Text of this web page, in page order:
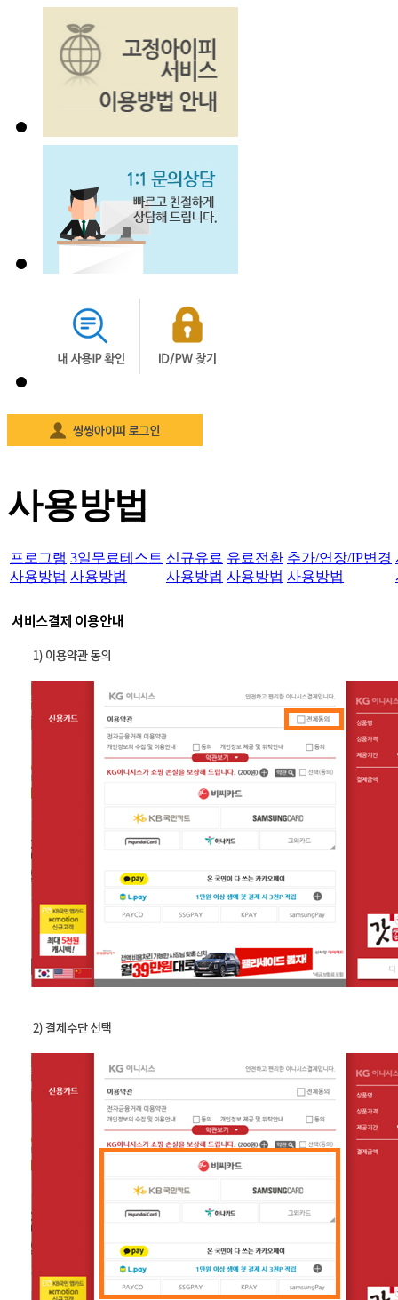
사용방법
프로그램
사용방법
3일무료테스트
사용방법
신규유료
사용방법
유료전환
사용방법
추가/연장/IP변경
사용방법